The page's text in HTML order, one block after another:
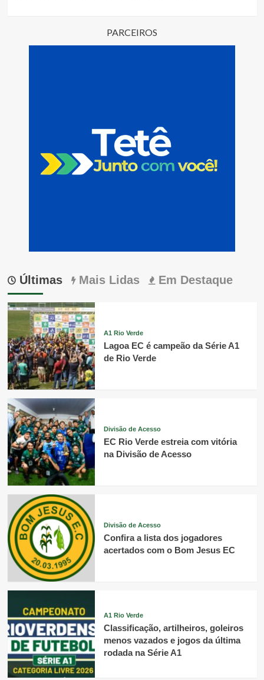
PARCEIROS
Últimas Mais Lidas Em Destaque
A1 Rio Verde
Lagoa EC é campeão da Série A1
de Rio Verde
Divisão de Acesso
EC Rio Verde estreia com vitória
na Divisão de Acesso
Divisão de Acesso
Confira a lista dos jogadores
acertados com o Bom Jesus EC
A1 Rio Verde
Classificação, artilheiros, goleiros
menos vazados e jogos da última
rodada na Série A1